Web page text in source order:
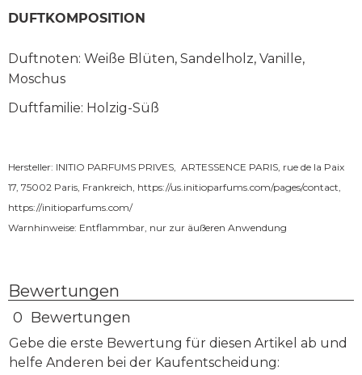
DUFTKOMPOSITION
Duftnoten: Weiße Blüten, Sandelholz, Vanille,
Moschus
Duftfamilie: Holzig-Süß
Hersteller: INITIO PARFUMS PRIVES, ARTESSENCE PARIS, rue de la Paix
17, 75002 Paris, Frankreich, https://us.initioparfums.com/pages/contact
https://initioparfums.com/
Warnhinweise: Entflammbar, nur zur äußeren Anwendung
Bewertungen
0 Bewertungen
Gebe die erste Bewertung für diesen Artikel ab und
helfe Anderen bei der Kaufentscheidung: